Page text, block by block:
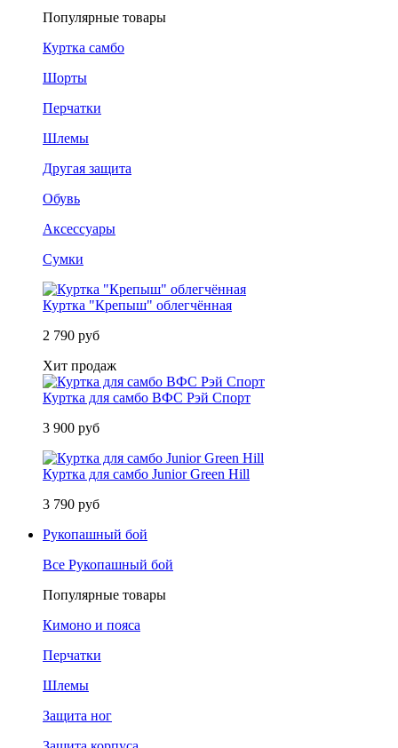
Популярные товары
Куртка самбо
Шорты
Перчатки
Шлемы
Другая защита
Обувь
Аксессуары
Сумки
Куртка "Крепыш" облегчённая
2 790 руб
Хит продаж
Куртка для самбо ВФС Рэй Спорт
3 900 руб
Куртка для самбо Junior Green Hill
3 790 руб
Рукопашный бой
Все Рукопашный бой
Популярные товары
Кимоно и пояса
Перчатки
Шлемы
Защита ног